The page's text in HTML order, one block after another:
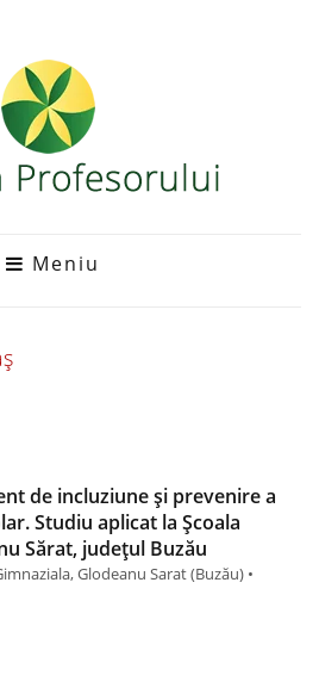
Meniu
de incluziune și prevenire a
Studiu aplicat la Școala
Sărat, județul Buzău
Glodeanu Sarat (Buzău) •